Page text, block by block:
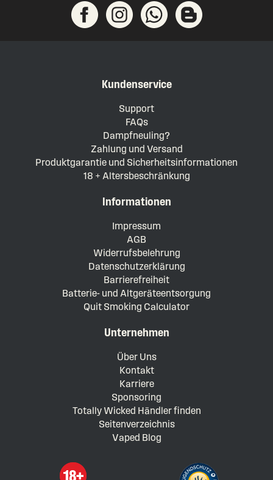
Kundenservice
Support
FAQs
Dampfneuling?
Zahlung und Versand
Produktgarantie und Sicherheitsinformationen
18 + Altersbeschränkung
Informationen
Impressum
AGB
Widerrufsbelehrung
Datenschutzerklärung
Barrierefreiheit
Batterie- und Altgeräteentsorgung
Quit Smoking Calculator
Unternehmen
Über Uns
Kontakt
Karriere
Sponsoring
Totally Wicked Händler finden
Seitenverzeichnis
Vaped Blog